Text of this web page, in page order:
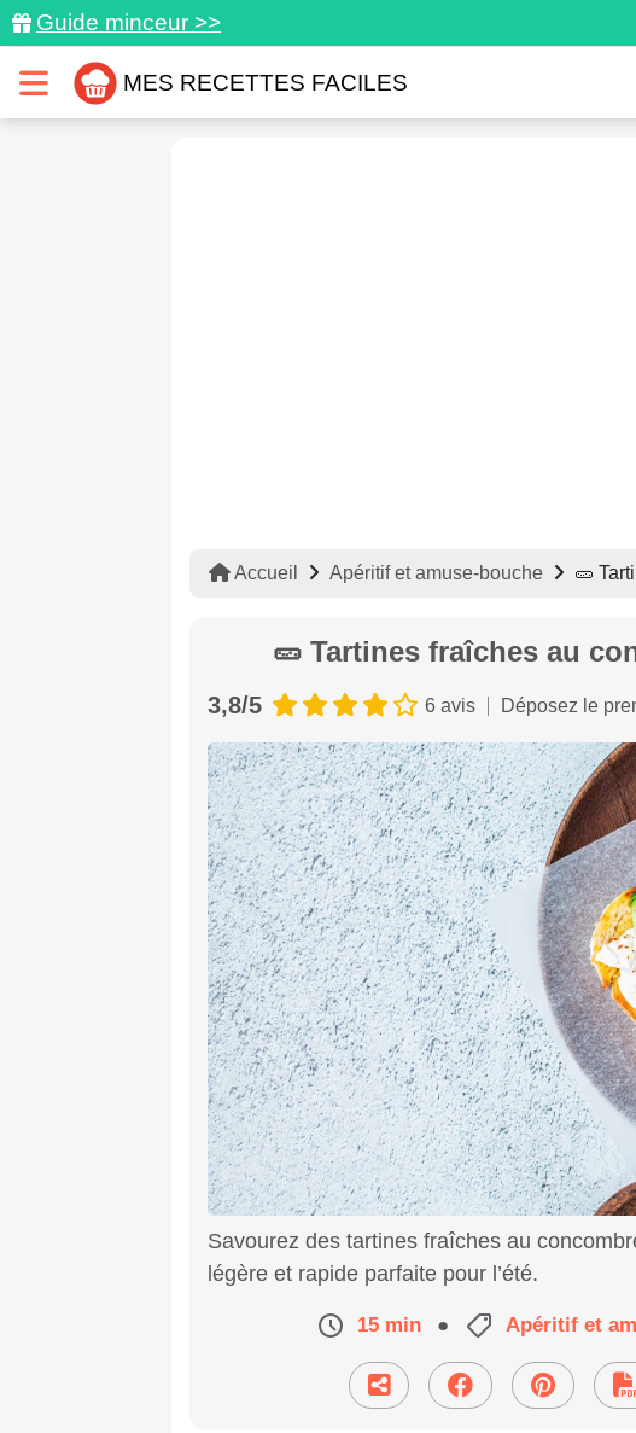
Guide minceur >>
MES RECETTES FACILES
Accueil Apéritif et amuse-bouche 🥒
🥒 Tartines fraîches au
3,8/5 6 avis Déposez le
Savourez des tartines fraîches au
légère et rapide parfaite pour l’été.
15 min ● Apéritif et